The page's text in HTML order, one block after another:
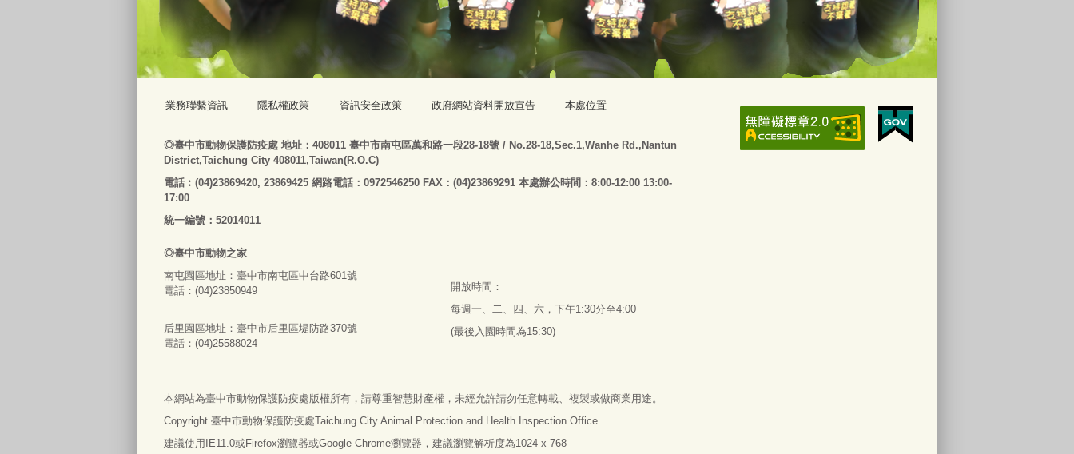
業務聯繫資訊 隱私權政策 資訊安全政策 政府網站資料開放宣告 本處位置
◎臺中市動物保護防疫處 地址：408011 臺中市南屯區萬和路一段28-18號 / No.28-18,Sec.1,Wanhe Rd.,Nantun
District,Taichung City 408011,Taiwan(R.O.C)
電話 ︰ (04)23869420, 23869425 網路電話：0972546250 FAX：(04)23869291 本處辦公時間：8:00-12:00 13:00-
17:00
統一編號：52014011
◎臺中市動物之家
南屯園區地址： 臺中市南屯區中台路601號
電話：(04)23850949
后里園區地址： 臺中市后里區堤防路370號
電話：(04)25588024
開放時間：
每週一、二、四、六，下午1:30分至4:00
(最後入園時間為15:30)
本網站為臺中市動物保護防疫處版權所有，請尊重智慧財產權，未經允許請勿任意轉載、複製或做商業用途。
Copyright 臺中市動物保護防疫處Taichung City Animal Protection and Health Inspection Office
建議使用IE11.0或Firefox瀏覽器或Google Chrome瀏覽器，建議瀏覽解析度為1024 x 768